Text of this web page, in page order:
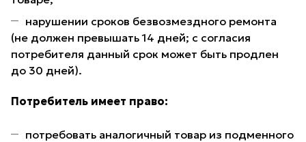
нарушении сроков безвозмездного ремонта
(не должен превышать 14 дней; с согласия
потребителя данный срок может быть продлен
до 30 дней).
Потребитель имеет право:
потребовать аналогичный товар из подменного